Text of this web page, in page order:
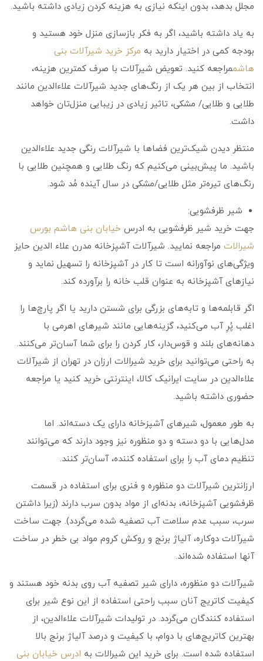
مجلل بدهد، بدون اینکه نیازی به هزینه کردن زیادی داشته باشید.
به یاد داشته باشید، اگر به فکر بازسازی منزل خود هستید و
بودجه کمی در اختیار دارید به مرکز خرید شیرآلات بنی
هاشممراجعه کنید. تعویض شیرآلات با صرف کمترین هزینه،
انتخاب از بین هر یک از رنگ‌های جدید شیرآلات علاء‌الدین مانند
طلایی و طلایی/ مشکی، تاثیر زیادی در زیبایی منزل‌تان خواهد
داشت.
منتظر دیدن شیک‌ترین فضاها با شیرآلات رنگی جدید علاء‌الدین
باشید. ما پیش‌بینی می‌کنیم که رنگ طلایی و همچنین طلایی با
رنگ‌های تیره‌تر مثل طلایی/مشکی در سال آینده مُد شود.
شیر ظرفشویی:
جهت خرید شیر ظرفشویی به ادرس خیابان بنی هاشم بورس
شیرالات مراجعه نمایید. شیرآلات آشپزخانه مدرن علاء الدین حایز
ویژگی‌های نوآورانه است تا کار در آشپزخانه را تسهیل نماید و
نیازهای آشپزخانه به عنوان قلب خانه را برآورده کند.
اگر قابلمه‌ها و تابه‌های بزرگی برای شستن دارید یا اگر پارچ‌ها را
اغلب پُرِ آب می‌کنید، گزینه‌هایی مانند شیرهای اهرمی با
دهانه‌های بلند و قوس‌دار، کار کردن را برای شما آسان‌تر می‌کنند.
به راحتی می‌توانید برای خرید شیرالات ارزان در تهران از شیرآلات
علاءالدین در سایت ایرانیک کالا، اینترنتی خرید کنید یا مراجعه
حضوری داشته باشید.
به طور معمول، شیرهای آشپزخانه دارای یک دسته‌اند. اما
مدل‌هایی با دو دسته و دو منظوره نیز وجود دارند که می‌توانند
تنظیم دمای آب را برای استفاده کننده، آسان‌تر کنند.
ارزانترین شیرآلات دو منظوره و فنری برای استفاده در قسمت
ظرفشویی آشپزخانه، بدنه‌ای از مواد بدون سرب دارند (زیرا داشتن
سرب، سبب عدم سلامت آب تصفیه شده می‌گردد). جهت ساخت
شیرآلات دوکاره، آلیاژ برنج و روکش کروم مواد بی ‌خطر در ساخت
آنها استفاده شده‌اند.
شیرآلات دو منظوره، دارای شیر تصفیه آب روی بدنه خود هستند و
کیفیت کاتریج آنان سبب راحتی استفاده از این نوع شیر برای
استفاده کنندگان می‌گردد. در تولیدات شیرآلات علاءالدین، از
بهترین کاتریج‌های با دوام، با کیفیت و درصد آلیاژ برنج بالا
استفاده شده است. برای خرید این شیرالات به ادرس خیابان بنی